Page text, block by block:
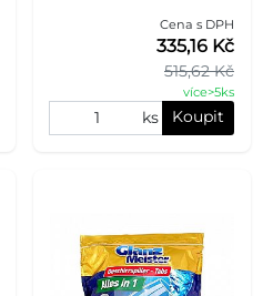
Cena s DPH
515,62 Kč
335,16 Kč
více>5ks
ks Koupit